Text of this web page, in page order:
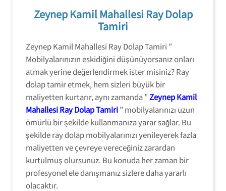
Zeynep Kamil Mahallesi Ray Dolap
Tamiri
Zeynep Kamil Mahallesi Ray Dolap Tamiri ”
Mobilyalarınızın eskidiğini düşünüyorsanız onları
atmak yerine değerlendirmek ister misiniz? Ray
dolap tamir etmek, hem sizleri büyük bir
maliyetten kurtarır, aynı zamanda ”Zeynep Kamil
Mahallesi Ray Dolap Tamiri” mobilyalarınızı uzun
ömürlü bir şekilde kullanmanıza yarar sağlar. Bu
şekilde ray dolap mobilyalarınızı yenileyerek fazla
maliyetten ve çevreye vereceğiniz zarardan
kurtulmuş olursunuz. Bu konuda her zaman bir
profesyonel ele danışmanız sizlere daha yararlı
olacaktır.